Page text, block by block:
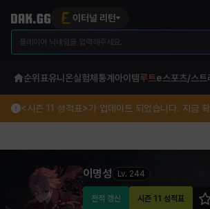
이터널 리턴
순위표유니온실험체 통계 아이템루트e스포츠/스트
<시즌 11 성적표>가 업데이트 되었습니다. 지금
이명성
Lv. 244
전적 갱신 시즌 11 성적표